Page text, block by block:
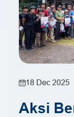
Hubungi Kami
18 Dec 2025
Aksi